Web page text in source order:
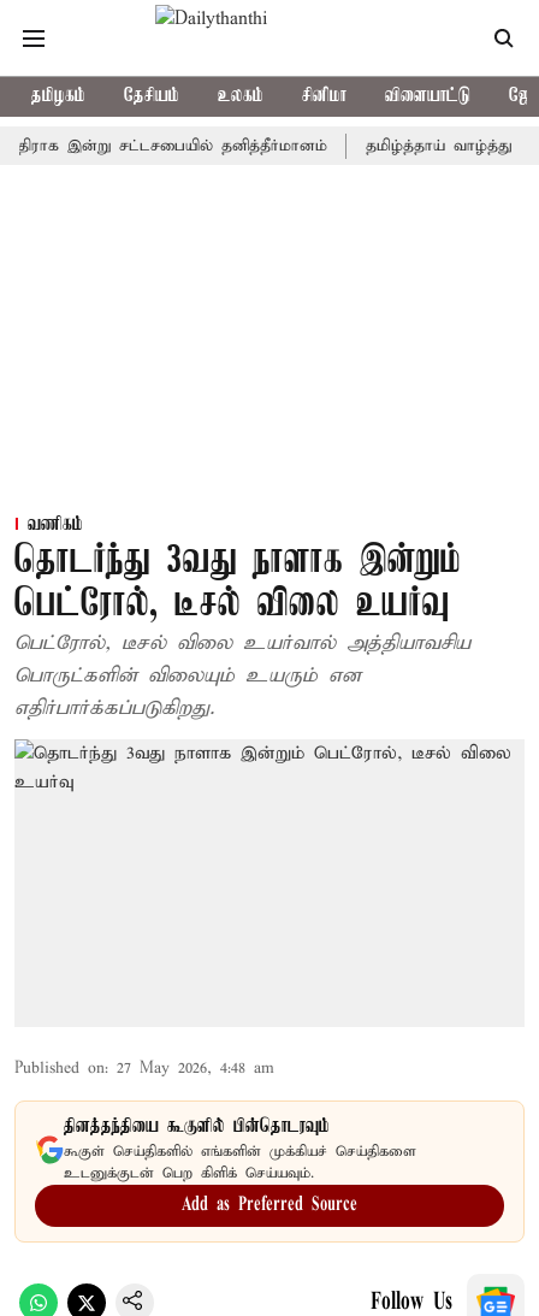
தமிழகம் தேசியம் உலகம் சினிமா விளையாட்டு
இன்று சட்டசபையில் தனித்தீர்மானம் தமிழ்த்தாய் வாழ்த்து
வணிகம்
தொடர்ந்து 3வது நாளாக இன்றும்
பெட்ரோல், டீசல் விலை உயர்வு
பெட்ரோல், டீசல் விலை உயர்வால் அத்தியாவசிய
பொருட்களின் விலையும் உயரும் என
எதிர்பார்க்கப்படுகிறது.
Published on: 27 May 2026, 4:48 am
தினத்தந்தியை கூகுளில் பின்தொடரவும்
கூகுள் செய்திகளில் எங்களின் முக்கியச் செய்திகளை
உடனுக்குடன் பெற கிளிக் செய்யவும்.
Add as Preferred Source
Follow Us